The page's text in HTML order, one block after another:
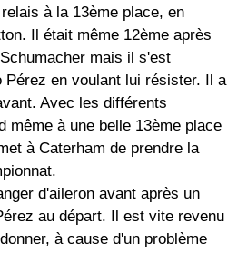
à la 13ème place, en
Il était même 12ème après
mais il s'est
Pérez en voulant lui résister. Il a
Avec les différents
même à une belle 13ème place
à Caterham de prendre la
d'aileron avant après un
au départ. Il est vite revenu
à cause d'un problème